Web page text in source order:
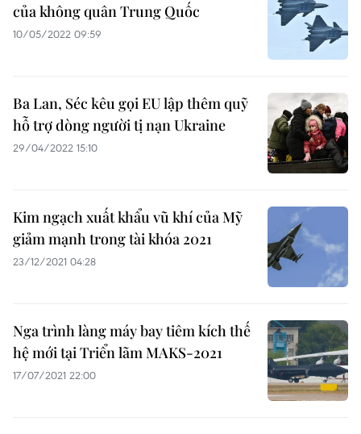
của không quân Trung Quốc
10/05/2022 09:59
Ba Lan, Séc kêu gọi EU lập thêm quỹ
hỗ trợ dòng người tị nạn Ukraine
29/04/2022 15:10
Kim ngạch xuất khẩu vũ khí của Mỹ
giảm mạnh trong tài khóa 2021
23/12/2021 04:28
Nga trình làng máy bay tiêm kích thế
hệ mới tại Triển lãm MAKS-2021
17/07/2021 22:00